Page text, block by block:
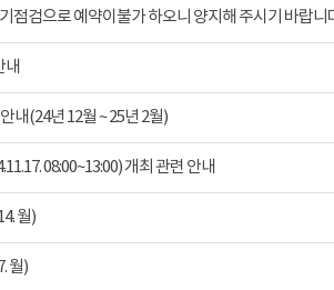
점검으로 예약이불가 하오니 양지해 주시기 바랍니
내
내(24년 12월 ~ 25년 2월)
08:00~13:00) 개최 관련 안내
월)
월)